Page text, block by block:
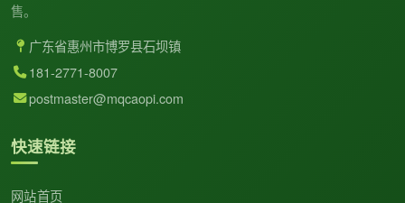
售。
广东省惠州市博罗县石坝镇
181-2771-8007
postmaster@mqcaopi.com
快速链接
网站首页